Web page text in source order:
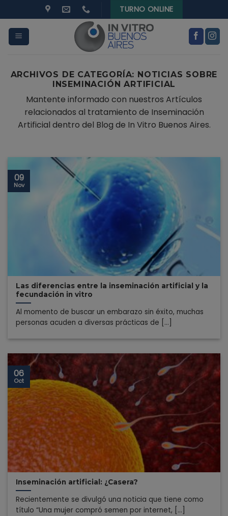
to
content
TURNO ONLINE
ARCHIVOS DE CATEGORÍA: NOTICIAS SOBRE
INSEMINACIÓN ARTIFICIAL
Mantente informado con nuestros Artículos
relacionados al tratamiento de Inseminación
Artificial dentro del Blog de In Vitro Buenos Aires.
Las diferencias entre la inseminación artificial y la
fecundación in vitro
Al momento de buscar un embarazo sin éxito, muchas
personas acuden a diversas prácticas de [...]
09
Nov
Inseminación artificial: ¿Casera?
Recientemente se divulgó una noticia que tiene como
título “Una mujer compró semen por internet, [...]
06
Oct
modal-check